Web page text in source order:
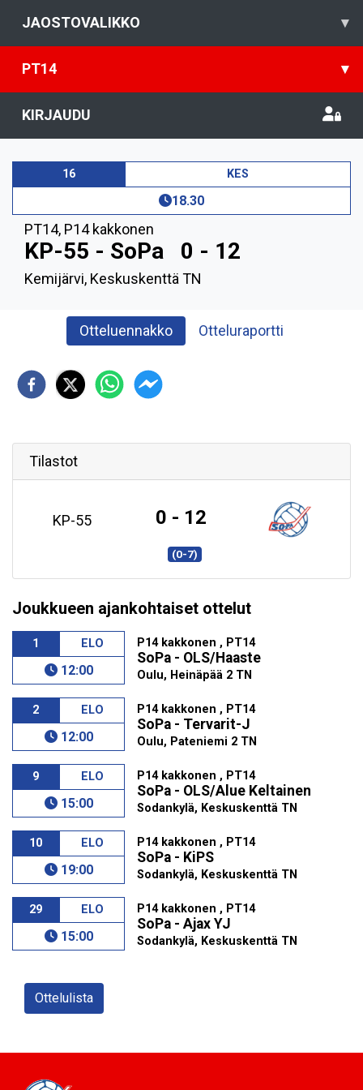
JAOSTOVALIKKO ▾
PT14 ▾
KIRJAUDU
16 KES
18.30
PT14, P14 kakkonen
KP-55 - SoPa 0 - 12
Kemijärvi, Keskuskenttä TN
Otteluennakko Otteluraportti
Tilastot
KP-55 0 - 12
(0-7)
Joukkueen ajankohtaiset ottelut
1 ELO
12:00
P14 kakkonen , PT14
SoPa - OLS/Haaste
Oulu, Heinäpää 2 TN
2 ELO
12:00
P14 kakkonen , PT14
SoPa - Tervarit-J
Oulu, Pateniemi 2 TN
9 ELO
15:00
P14 kakkonen , PT14
SoPa - OLS/Alue Keltainen
Sodankylä, Keskuskenttä TN
10 ELO
19:00
P14 kakkonen , PT14
SoPa - KiPS
Sodankylä, Keskuskenttä TN
29 ELO
15:00
P14 kakkonen , PT14
SoPa - Ajax YJ
Sodankylä, Keskuskenttä TN
Ottelulista